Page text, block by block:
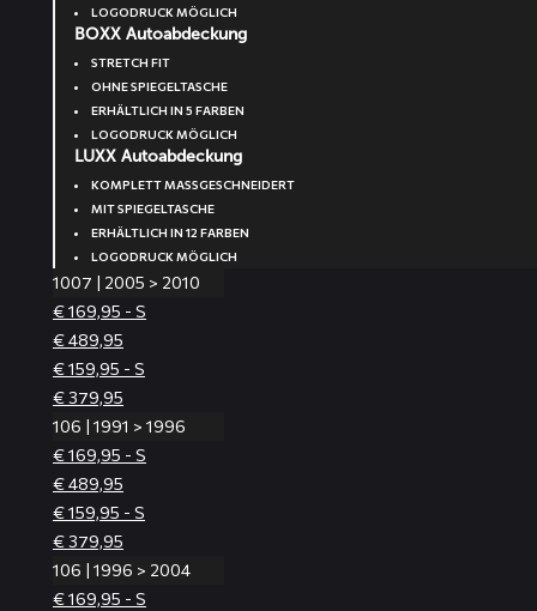
LOGODRUCK MÖGLICH
BOXX Autoabdeckung
STRETCH FIT
OHNE SPIEGELTASCHE
ERHÄLTLICH IN 5 FARBEN
LOGODRUCK MÖGLICH
LUXX Autoabdeckung
KOMPLETT MASSGESCHNEIDERT
MIT SPIEGELTASCHE
ERHÄLTLICH IN 12 FARBEN
LOGODRUCK MÖGLICH
1007 | 2005 > 2010
€ 169,95 - S
€ 489,95
€ 159,95 - S
€ 379,95
106 | 1991 > 1996
€ 169,95 - S
€ 489,95
€ 159,95 - S
€ 379,95
106 | 1996 > 2004
€ 169,95 - S